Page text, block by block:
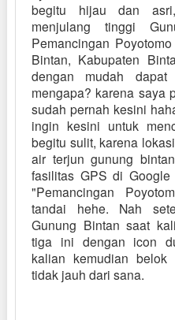
begitu hijau dan
menjulang tinggi
Pemancingan
Bintan, Kabupaten
dengan mudah
mengapa? karena saya
sudah pernah kesini
ingin kesini untuk
begitu sulit, karena
air terjun gunung
fasilitas GPS di
"Pemancingan
tandai hehe. Nah
Gunung Bintan saat
tiga ini dengan icon
kalian kemudian
tidak jauh dari sana.